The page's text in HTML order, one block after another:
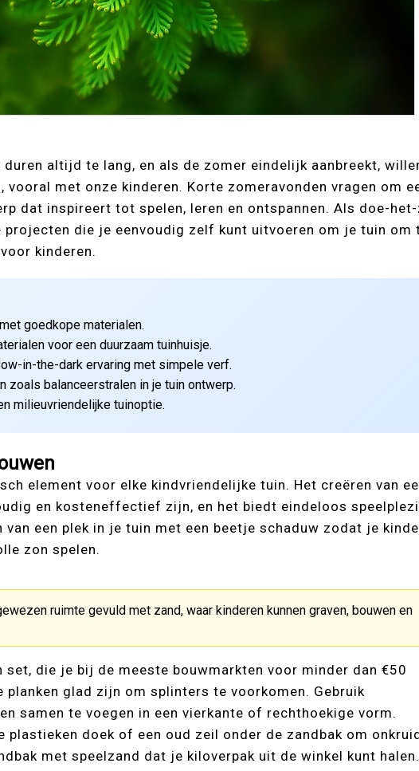
duren altijd te lang, en als de zomer eindelijk aanbreekt,
vooral met onze kinderen. Korte zomeravonden vragen om
dat inspireert tot spelen, leren en ontspannen. Als doe-
die je eenvoudig zelf kunt uitvoeren om je tuin om
kinderen.
goedkope materialen.
voor een duurzaam tuinhuisje.
in-the-dark ervaring met simpele verf.
zoals balanceerstralen in je tuin ontwerp.
milieuvriendelijke tuinoptie.
element voor elke kindvriendelijke tuin. Het creëren van
en kosteneffectief zijn, en het biedt eindeloos
van een plek in je tuin met een beetje schaduw zodat je
zon spelen.
ruimte gevuld met zand, waar kinderen kunnen graven, bouwen en
set, die je bij de meeste bouwmarkten voor minder dan €50
glad zijn om splinters te voorkomen. Gebruik
samen te voegen in een vierkante of rechthoekige vorm.
plastieken doek of een oud zeil onder de zandbak om
met speelzand dat je kiloverpak uit de winkel kunt halen.